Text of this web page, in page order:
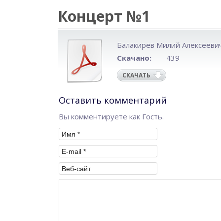
Концерт №1
Балакирев Милий
Скачано:
439
СКАЧАТЬ
Оставить комментарий
Вы комментируете как Гость.